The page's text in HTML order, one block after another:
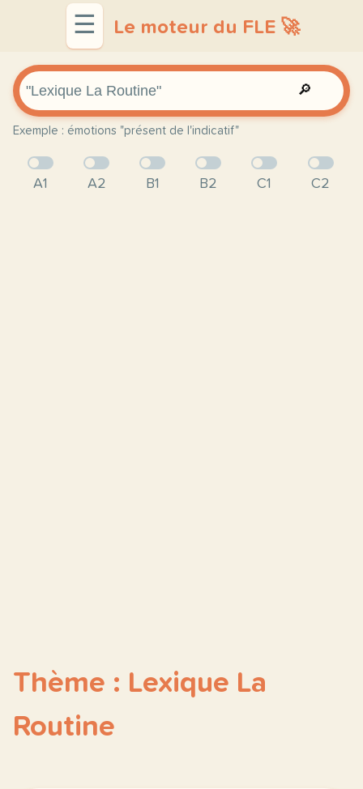
☰ Le moteur du FLE 🚀
🔎
Exemple : émotions "présent de l'indicatif"
A1 A2 B1 B2 C1 C2
Thème : Lexique La
Routine